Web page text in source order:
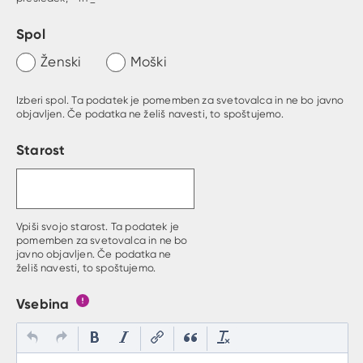
Spol
Ženski Moški
Izberi spol. Ta podatek je pomemben za svetovalca in ne bo javno
objavljen. Če podatka ne želiš navesti, to spoštujemo.
Starost
Vpiši svojo starost. Ta podatek je
pomemben za svetovalca in ne bo
javno objavljen. Če podatka ne
želiš navesti, to spoštujemo.
Vsebina